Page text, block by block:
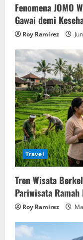
Fenomena JOMO
Gawai demi
Roy Ramirez
Travel
Tren Wisata
Pariwisata
Roy Ramirez